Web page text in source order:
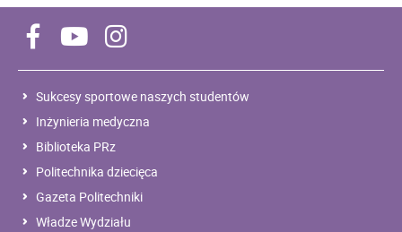
Sukcesy sportowe naszych studentów
Inżynieria medyczna
Biblioteka PRz
Politechnika dziecięca
Gazeta Politechniki
Władze Wydziału